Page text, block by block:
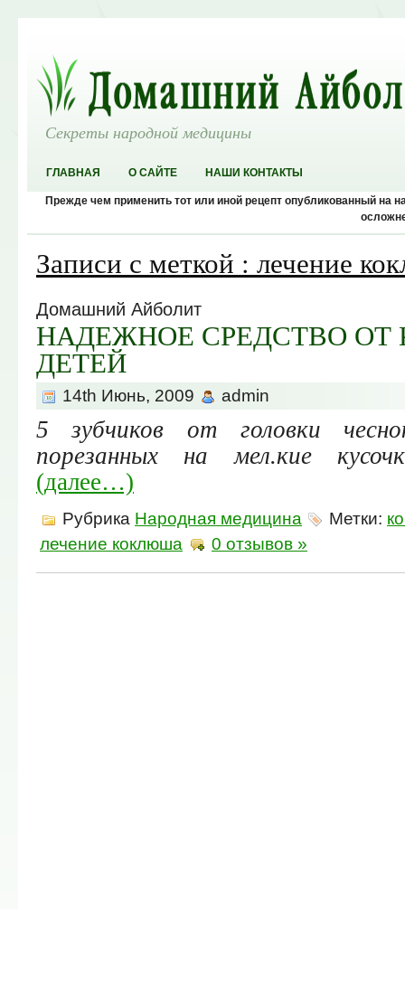
Секреты народной медицины
ГЛАВНАЯ О САЙТЕ НАШИ КОНТАКТЫ
Прежде чем применить тот или иной рецепт опубликованный на
Записи с меткой : лечение
Домашний Айболит
НАДЕЖНОЕ СРЕДСТВО
ДЕТЕЙ
14th Июнь, 2009 admin
5 зубчиков от головки
порезанных на мел.кие
(далее…)
Рубрика Народная медицина Метки:
лечение коклюша
0 отзывов »